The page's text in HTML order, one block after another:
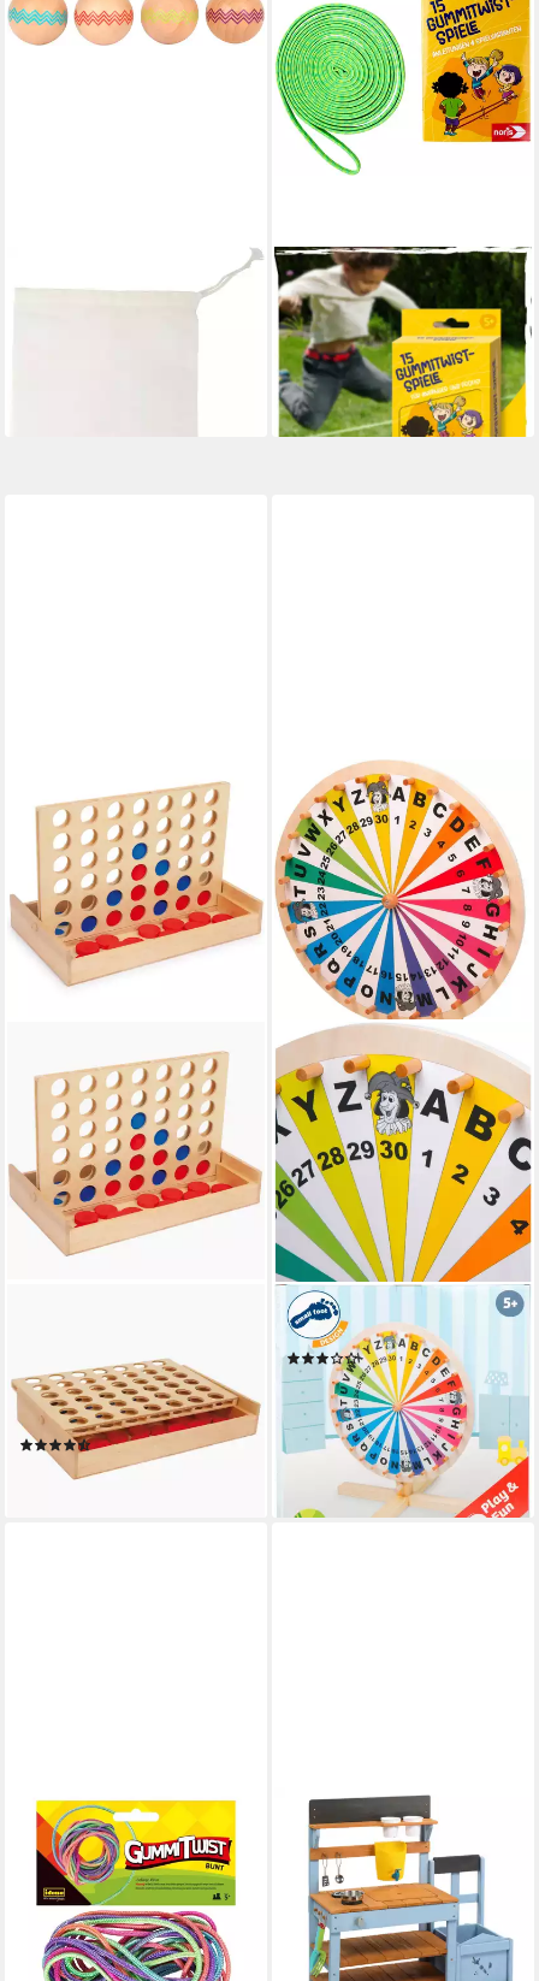
Spiel Boule, Active,
NORIS
Spiel Gummitwist Spiele,
Hüpfspiel
ab 6,36 € UVP7,99 €
-20%
lieferbar - in 1-2 Werktagen bei dir
Reihe auf Reise, Vier Gewinnt
in Großer Ausführung, Spiel
für Jung und Alt mit hohem
Spaßfaktor(5)
ab 20,55 €
SMALL FOOT
Spiel Glücksrad
(1)
ab 29,95 €
lieferbar - in 2-3 Werktagen bei dir